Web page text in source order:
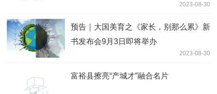
2023-08-30
预告｜大国美育之《家长，别那么累》新
书发布会9月3日即将举办
2023-08-30
富裕县擦亮“产城才”融合名片